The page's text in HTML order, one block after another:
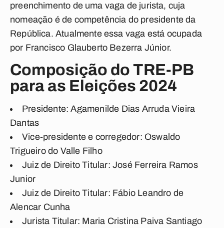
preenchimento de uma vaga de jurista, cuja
nomeação é de competência do presidente da
República. Atualmente essa vaga está ocupada
por Francisco Glauberto Bezerra Júnior.
Composição do TRE-PB
para as Eleições 2024
Presidente: Agamenilde Dias Arruda Vieira
Dantas
Vice-presidente e corregedor: Oswaldo
Trigueiro do Valle Filho
Juiz de Direito Titular: José Ferreira Ramos
Junior
Juiz de Direito Titular: Fábio Leandro de
Alencar Cunha
Jurista Titular: Maria Cristina Paiva Santiago